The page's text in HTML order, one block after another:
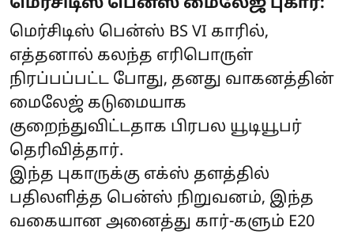
மெர்சிடிஸ் பென்ஸ் மைலேஜ் புகார்:
மெர்சிடிஸ் பென்ஸ் BS VI காரில்,
எத்தனால் கலந்த எரிபொருள்
நிரப்பப்பட்ட போது, தனது வாகனத்தின்
மைலேஜ் கடுமையாக
குறைந்துவிட்டதாக பிரபல யூடியூபர்
தெரிவித்தார்.
இந்த புகாருக்கு எக்ஸ் தளத்தில்
பதிலளித்த பென்ஸ் நிறுவனம், இந்த
வகையான அனைத்து கார்-களும் E20